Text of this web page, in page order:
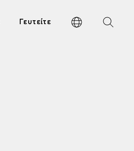
Γευτείτε